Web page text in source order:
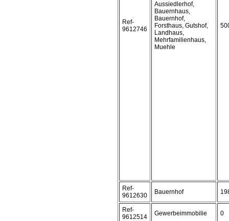
Ref-
9612746
Aussiedlerhof,
Bauernhaus,
Bauernhof,
Forsthaus, Gutshof,
Landhaus,
Mehrfamilienhaus,
Muehle
Ref-
9612630
Bauernhof
Ref-
9612514
Gewerbeimmobilie 0